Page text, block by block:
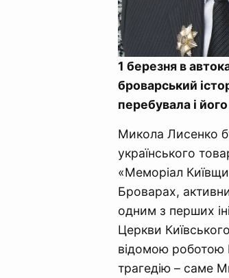
1 березня в
броварський
перебувала і
Микола Лисенко
українського
«Меморіал
Броварах,
одним з перших
Церкви
відомою роботою
трагедію – саме